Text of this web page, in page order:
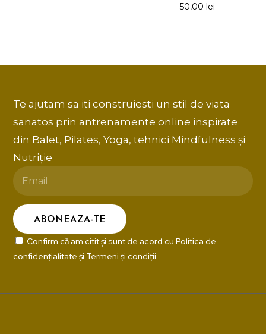
50,00 lei
Te ajutam sa iti construiesti un stil de viata
sanatos prin antrenamente online inspirate
din Balet, Pilates, Yoga, tehnici Mindfulness și
Nutriție
Confirm că am citit și sunt de acord cuPolitica de
confidențialitate și Termeni și condiții.